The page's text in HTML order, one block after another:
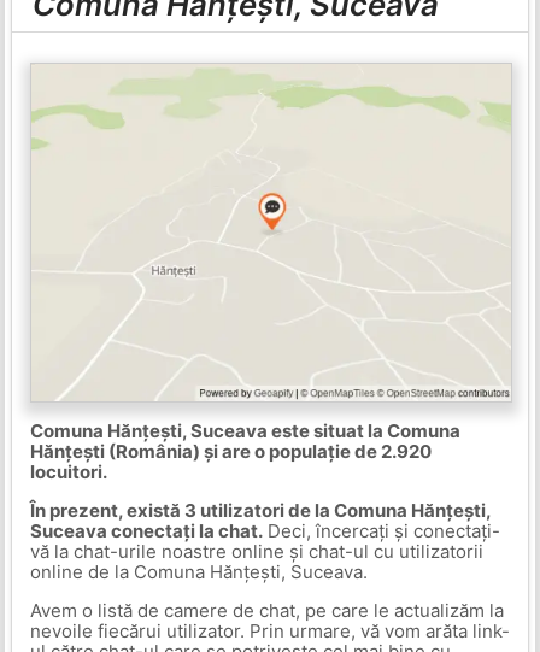
Comuna Hănțești, Suceava este situat la Comuna
Hănțești (România) și are o populație de 2.920
locuitori.
În prezent, există 3 utilizatori de la Comuna Hănțești,
Suceava conectați la chat.Deci, încercați și conectați-
vă la chat-urile noastre online și chat-ul cu utilizatorii
online de la Comuna Hănțești, Suceava.
Avem o listă de camere de chat, pe care le actualizăm la
nevoile fiecărui utilizator. Prin urmare, vă vom arăta link-